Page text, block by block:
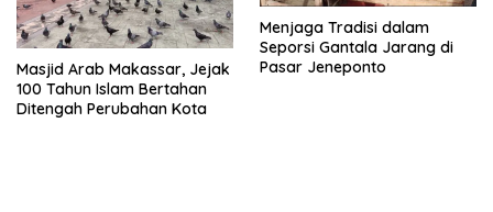
Masjid Arab Makassar, Jejak
100 Tahun Islam Bertahan
Ditengah Perubahan Kota
Menjaga Tradisi dalam
Seporsi Gantala Jarang di
Pasar Jeneponto